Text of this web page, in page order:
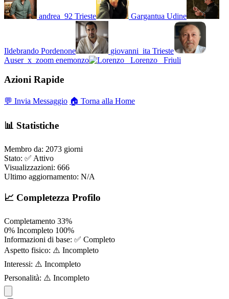
andrea_92 Trieste Gargantua Udine
Ildebrando Pordenone giovanni_ita Trieste
Auser_x_zoom enemonzo Lorenzo_ Friuli
Azioni Rapide
💬 Invia Messaggio 🏠 Torna alla Home
📊 Statistiche
Membro da: 2073 giorni
Stato: ✅ Attivo
Visualizzazioni: 666
Ultimo aggiornamento: N/A
📈 Completezza Profilo
Completamento 33%
0% Incompleto 100%
Informazioni di base: ✅ Completo
Aspetto fisico: ⚠️ Incompleto
Interessi: ⚠️ Incompleto
Personalità: ⚠️ Incompleto